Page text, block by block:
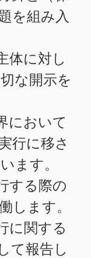
を組み入
体に対し
な開示を
において
行に移さ
ます。
する際の
します。
に関する
て報告し